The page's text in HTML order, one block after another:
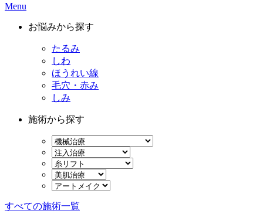
Menu
お悩みから探す
たるみ
しわ
ほうれい線
毛穴・赤み
しみ
施術から探す
すべての施術一覧